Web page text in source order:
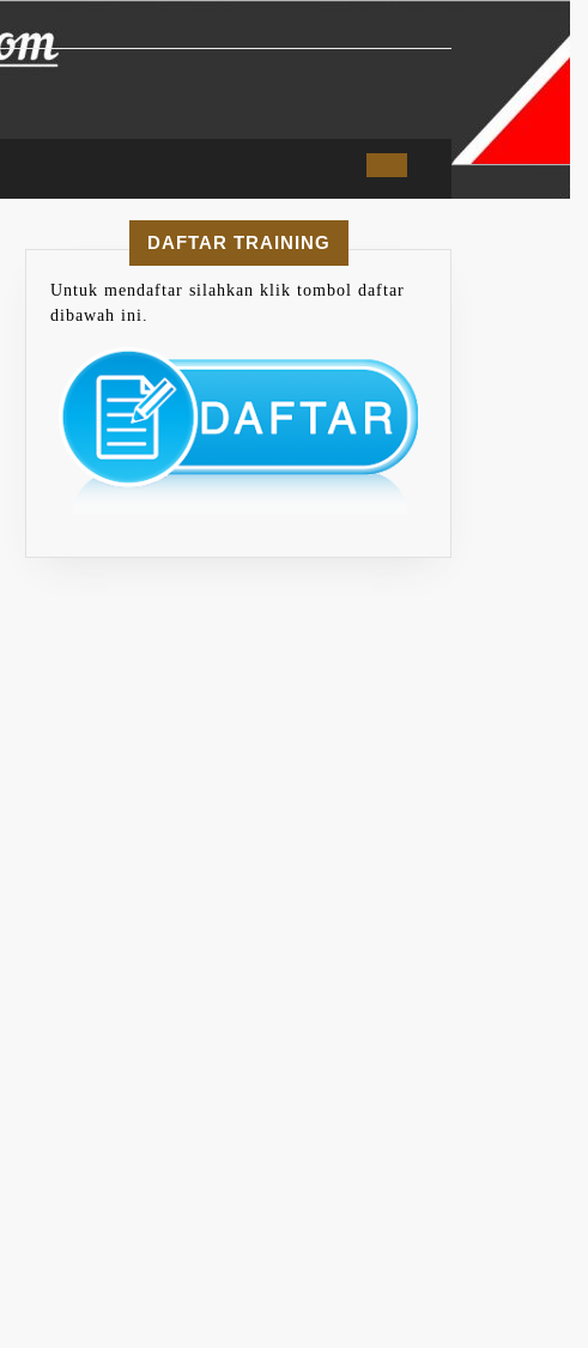
DAFTAR TRAINING
Untuk mendaftar silahkan klik tombol daftar
dibawah ini.